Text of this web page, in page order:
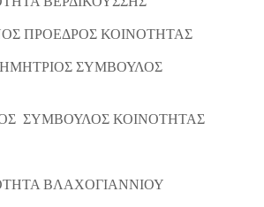
ΠΡΟΕΔΡΟΣ ΚΟΙΝΟΤΗΤΑΣ
ΣΥΜΒΟΥΛΟΣ
ΣΥΜΒΟΥΛΟΣ ΚΟΙΝΟΤΗΤΑΣ
ΒΛΑΧΟΓΙΑΝΝΙΟΥ